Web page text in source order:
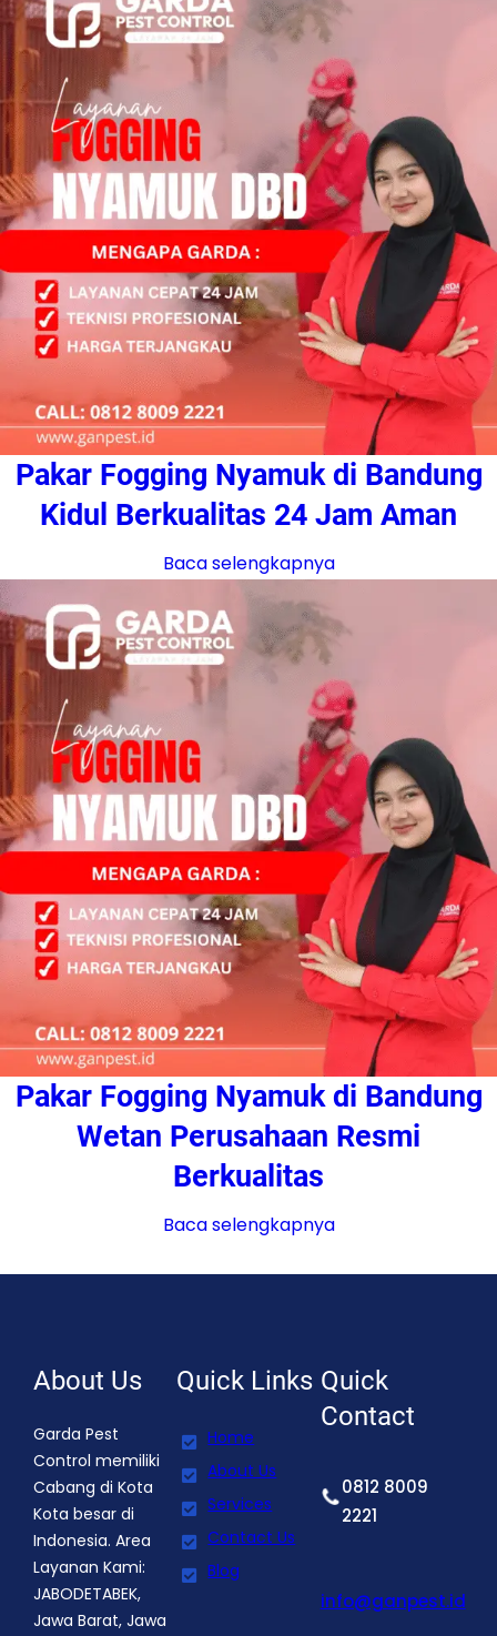
Pakar Fogging Nyamuk di Bandung
Kidul Berkualitas 24 Jam Aman
Baca selengkapnya
Pakar Fogging Nyamuk di Bandung
Wetan Perusahaan Resmi
Berkualitas
Baca selengkapnya
About Us
Garda Pest
Control memiliki
Cabang di Kota
Kota besar di
Indonesia. Area
Layanan Kami:
JABODETABEK,
Jawa Barat, Jawa
Quick Links
Home
About Us
Services
Contact Us
Blog
Quick
Contact
0812 8009
2221
info@ganpest.id